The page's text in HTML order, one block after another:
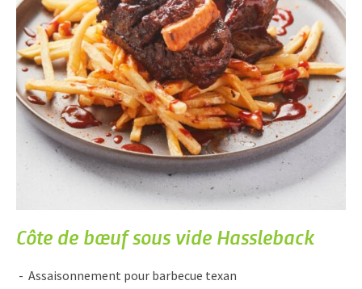
Côte de bœuf sous vide Hassleback
Assaisonnement pour barbecue texan